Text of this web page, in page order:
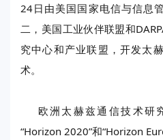
24日由美国国家电信与信息
二，美国工业伙伴联盟和
究中心和产业联盟，开发太
术。
欧洲太赫兹通信技术研
“Horizon 2020”和“Horizon